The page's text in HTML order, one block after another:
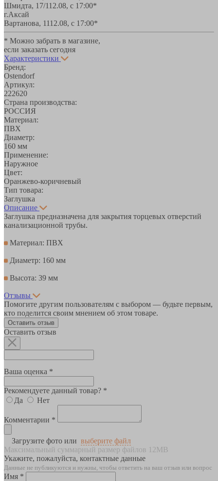
Шмидта, 17/112.08, с 17:00*
г.Аксай
Вартанова, 1112.08, с 17:00*
* Можно забрать в магазине,
если заказать сегодня
Характеристики
Бренд:
Ostendorf
Артикул:
222620
Страна производства:
РОССИЯ
Материал:
ПВХ
Диаметр:
160 мм
Применение:
Наружное
Цвет:
Оранжево-коричневый
Тип товара:
Заглушка
Описание
Заглушка предназначена для закрытия торцевых отверстий
канализационной трубы.
Материал: ПВХ
Диаметр: 160 мм
Высота: 39 мм
Отзывы
Помогите другим пользователям с выбором — будьте первым,
кто поделится своим мнением об этом товаре.
Оставить отзыв
Оставить отзыв
Ваша оценка *
Рекомендуете данный товар? *
Да
Нет
Комментарии *
Загрузите фото или выберите файл
Максимальный суммарный размер файлов 12MB
Укажите, пожалуйста, контактные данные
Данные не публикуются и нужны, чтобы ответить на ваш отзыв или вопрос
Имя *